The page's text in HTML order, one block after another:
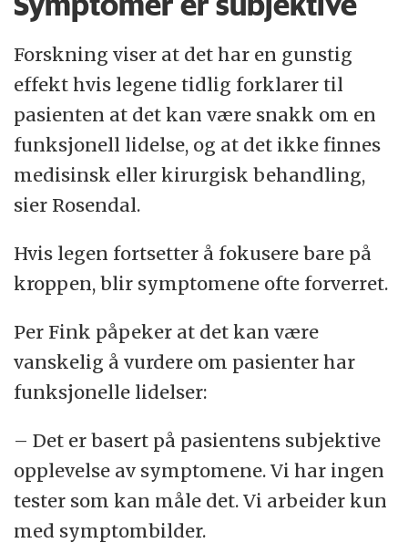
Forskning viser at det har en gunstig
effekt hvis legene tidlig forklarer til
pasienten at det kan være snakk om en
funksjonell lidelse, og at det ikke finnes
medisinsk eller kirurgisk behandling,
sier Rosendal.
Hvis legen fortsetter å fokusere bare på
kroppen, blir symptomene ofte forverret.
Per Fink påpeker at det kan være
vanskelig å vurdere om pasienter har
funksjonelle lidelser:
– Det er basert på pasientens subjektive
opplevelse av symptomene. Vi har ingen
tester som kan måle det. Vi arbeider kun
med symptombilder.